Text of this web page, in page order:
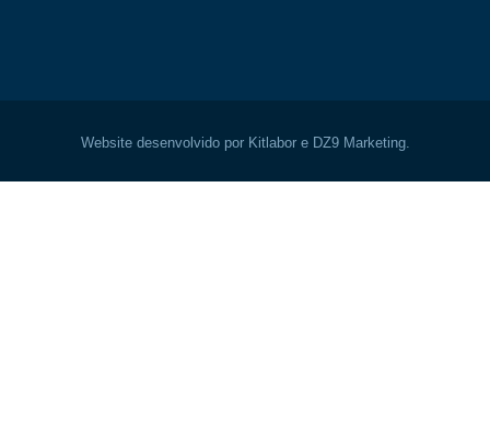
Website desenvolvido por Kitlabor e DZ9 Marketing.